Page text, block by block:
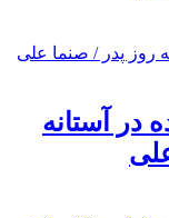
در آستانه